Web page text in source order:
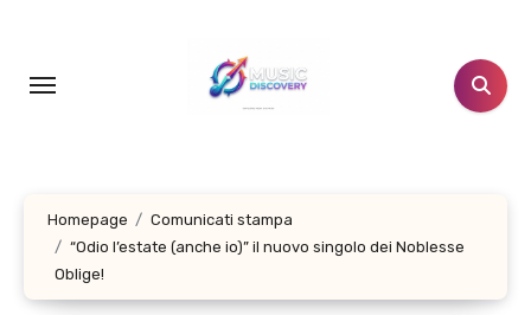
contenuto
Homepage
Comunicati stampa
“Odio l’estate (anche io)” il nuovo singolo dei Noblesse
Oblige!